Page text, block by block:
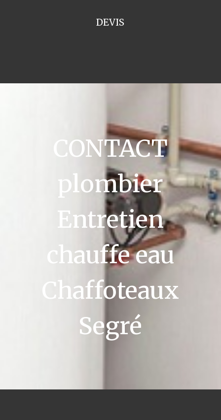
DEVIS
CONTACT
plombier
Entretien
chauffe eau
Chaffoteaux
Segré